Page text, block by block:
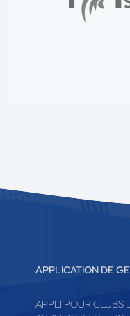
APPLICATION DE
APPLI POUR CLUBS